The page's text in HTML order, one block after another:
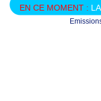
EN CE MOMENT :